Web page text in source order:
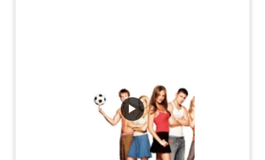
▶